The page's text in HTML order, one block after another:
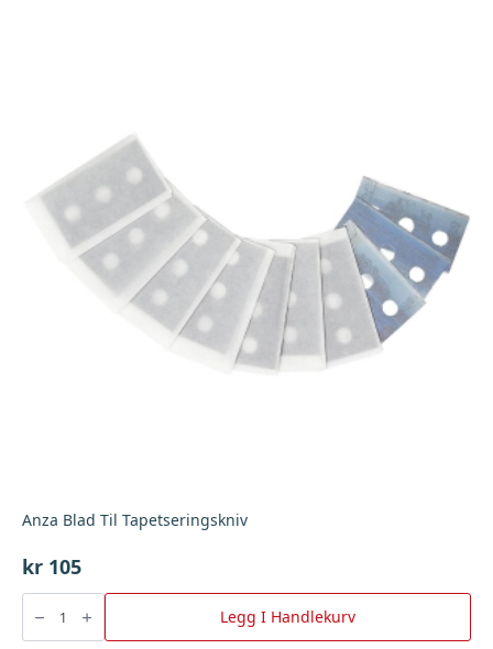
Anza Blad Til Tapetseringskniv
kr 105
Anza
Tapetseringskniv
Legg I Handlekurv